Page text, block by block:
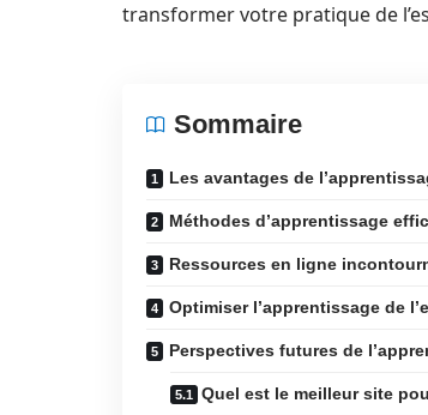
transformer votre pratique de
Sommaire
Les avantages de
Méthodes d’apprentissage
Ressources en ligne
Optimiser l’apprentissage de
Perspectives futures de
Quel est le meilleur site